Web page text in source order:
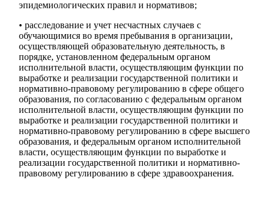
эпидемиологических правил и нормативов;
• расследование и учет несчастных случаев с
обучающимися во время пребывания в организации,
осуществляющей образовательную деятельность, в
порядке, установленном федеральным органом
исполнительной власти, осуществляющим функции по
выработке и реализации государственной политики и
нормативно-правовому регулированию в сфере общего
образования, по согласованию с федеральным органом
исполнительной власти, осуществляющим функции по
выработке и реализации государственной политики и
нормативно-правовому регулированию в сфере высшего
образования, и федеральным органом исполнительной
власти, осуществляющим функции по выработке и
реализации государственной политики и нормативно-
правовому регулированию в сфере здравоохранения.